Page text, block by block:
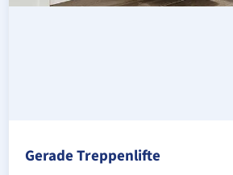
Gerade Treppenlifte